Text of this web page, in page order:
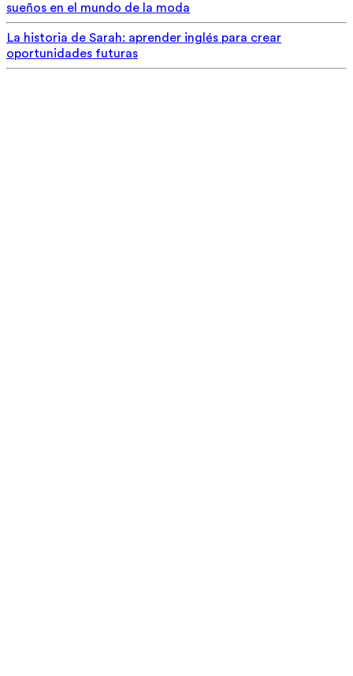
sueños en el mundo de la moda
La historia de Sarah: aprender inglés para crear
oportunidades futuras